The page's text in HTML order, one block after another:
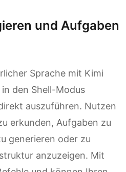
und Aufgaben
Sprache mit Kimi
den Shell-Modus
auszuführen. Nutzen
erkunden, Aufgaben zu
generieren oder zu
anzuzeigen. Mit